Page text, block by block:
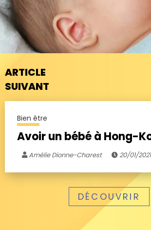
ARTICLE
SUIVANT
Bien être
Avoir un bébé à Hong-
Amélie Dionne-Charest 20/01/2021
DÉCOUVRIR